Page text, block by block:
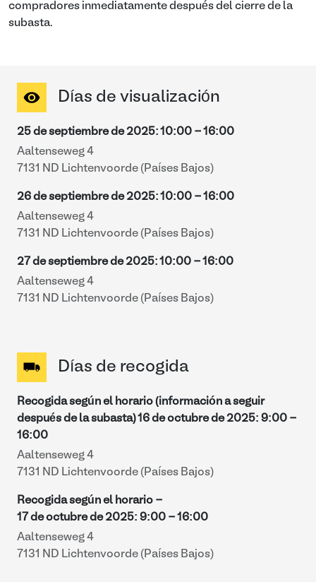
compradores inmediatamente después del cierre de la
subasta.
Días de visualización
25 de septiembre de 2025: 10:00 - 16:00
Aaltenseweg 4
7131 ND Lichtenvoorde (Países Bajos)
26 de septiembre de 2025: 10:00 - 16:00
Aaltenseweg 4
7131 ND Lichtenvoorde (Países Bajos)
27 de septiembre de 2025: 10:00 - 16:00
Aaltenseweg 4
7131 ND Lichtenvoorde (Países Bajos)
Días de recogida
Recogida según el horario (información a seguir
después de la subasta)16 de octubre de 2025: 9:00 -
16:00
Aaltenseweg 4
7131 ND Lichtenvoorde (Países Bajos)
Recogida según el horario -
17 de octubre de 2025: 9:00 - 16:00
Aaltenseweg 4
7131 ND Lichtenvoorde (Países Bajos)